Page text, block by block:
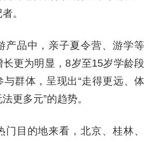
。
品中，亲子夏令营、游学等
长更为明显，8岁至15岁学龄段
与群体，呈现出“走得更远、体
更多元”的趋势。
目的地来看，北京、桂林、